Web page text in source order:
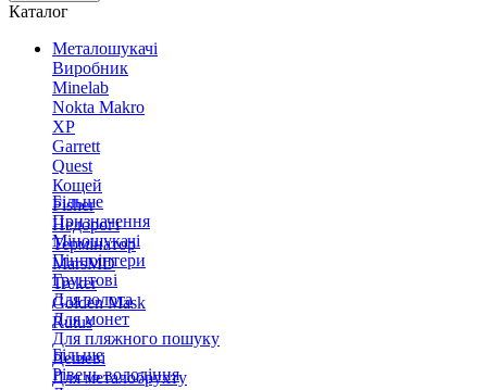
Каталог
Металошукачі
Виробник
Minelab
Nokta Makro
XP
Garrett
Quest
Кощей
Fisher
Недорогі
Термінатор
MarsMD
Treker
Golden Mask
Rutus
Більше
Призначення
Міношукачі
Пінпоінтери
Грунтові
Для золота
Для монет
Для пляжного пошуку
Дешеві
Для металобрухту
Більше
Рівень володіння